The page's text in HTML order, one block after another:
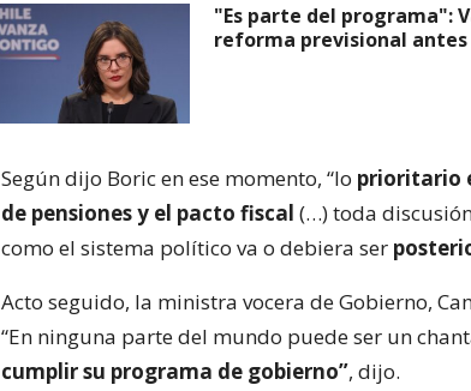
"Es parte del programa":
reforma previsional
Según dijo Boric en ese momento, “lo prioritario
de pensiones y el pacto fiscal (…) toda
como el sistema político va o debiera ser
Acto seguido, la ministra vocera de Gobierno,
“En ninguna parte del mundo puede ser un
cumplir su programa de gobierno”, dijo.